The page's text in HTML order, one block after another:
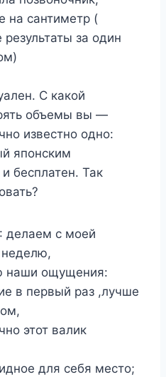
на сантиметр (
за один
С какой
объемы вы —
известно одно:
японским
бесплатен. Так
с моей
наши ощущения:
в первый раз ,лучше
этот валик
для себя место;